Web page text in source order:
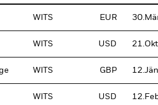
WITS EUR
WITS USD
WITS GBP
WITS USD